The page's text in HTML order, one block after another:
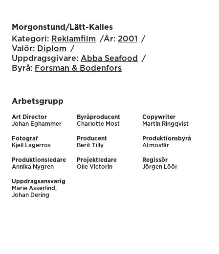
Morgonstund/Lätt-Kalles
Kategori: Reklamfilm År: 2001
Valör: Diplom
Uppdragsgivare: Abba Seafood
Byrå: Forsman & Bodenfors
Arbetsgrupp
Art Director
Johan Eghammer
Byråproducent
Charlotte Most
Copywriter
Martin Ringqvist
Fotograf
Kjell Lagerros
Producent
Berit Tilly
Produktionsbyrå
Atmosfär
Produktionsledare
Annika Nygren
Projektledare
Olle Victorin
Regissör
Jörgen Lööf
Uppdragsansvarig
Marie Asserlind,
Johan Dering